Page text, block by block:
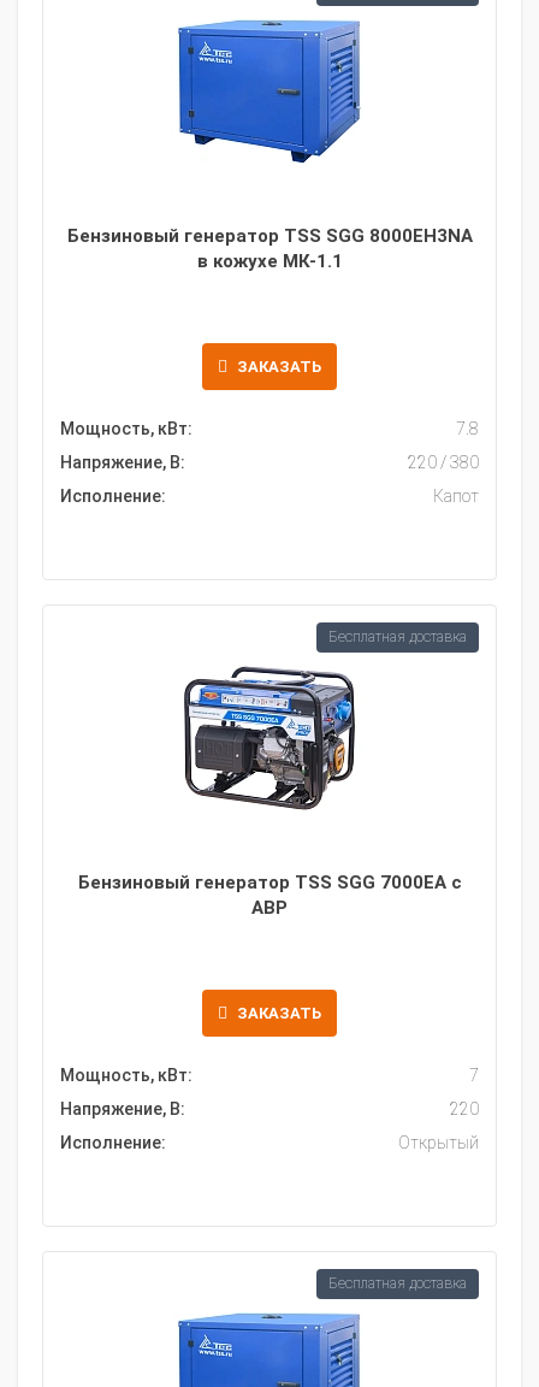
Бензиновый генератор TSS SGG 8000EH3NA
в кожухе МК-1.1
ЗАКАЗАТЬ
Мощность, кВт:
7.8
Напряжение, В:
220 / 380
Исполнение:
Капот
Бензиновый генератор TSS SGG 7000EA с
АВР
ЗАКАЗАТЬ
Мощность, кВт:
7
Напряжение, В:
220
Исполнение:
Открытый
Бесплатная доставка
Бесплатная доставка